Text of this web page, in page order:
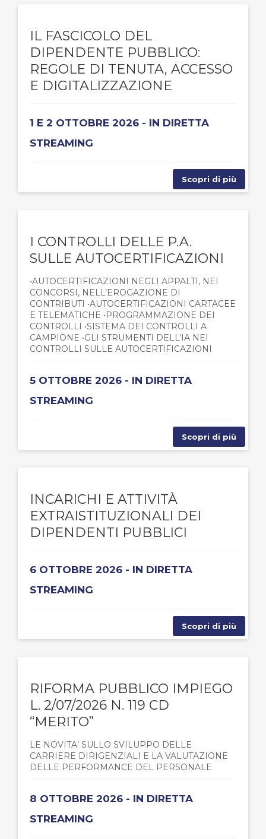
IL FASCICOLO DEL
DIPENDENTE PUBBLICO:
REGOLE DI TENUTA, ACCESSO
E DIGITALIZZAZIONE
1 E 2 OTTOBRE 2026 - IN DIRETTA
STREAMING
Scopri di più
I CONTROLLI DELLE P.A.
SULLE AUTOCERTIFICAZIONI
•AUTOCERTIFICAZIONI NEGLI APPALTI, NEI
CONCORSI, NELL’EROGAZIONE DI
CONTRIBUTI •AUTOCERTIFICAZIONI CARTACEE
E TELEMATICHE •PROGRAMMAZIONE DEI
CONTROLLI •SISTEMA DEI CONTROLLI A
CAMPIONE •GLI STRUMENTI DELL’IA NEI
CONTROLLI SULLE AUTOCERTIFICAZIONI
5 OTTOBRE 2026 - IN DIRETTA
STREAMING
Scopri di più
INCARICHI E ATTIVITÀ
EXTRAISTITUZIONALI DEI
DIPENDENTI PUBBLICI
6 OTTOBRE 2026 - IN DIRETTA
STREAMING
Scopri di più
RIFORMA PUBBLICO IMPIEGO
L. 2/07/2026 N. 119 CD
“MERITO”
LE NOVITA’ SULLO SVILUPPO DELLE
CARRIERE DIRIGENZIALI E LA VALUTAZIONE
DELLE PERFORMANCE DEL PERSONALE
8 OTTOBRE 2026 - IN DIRETTA
STREAMING